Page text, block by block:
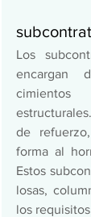
Los
encargan
de
forma al
Estos
losas,
los